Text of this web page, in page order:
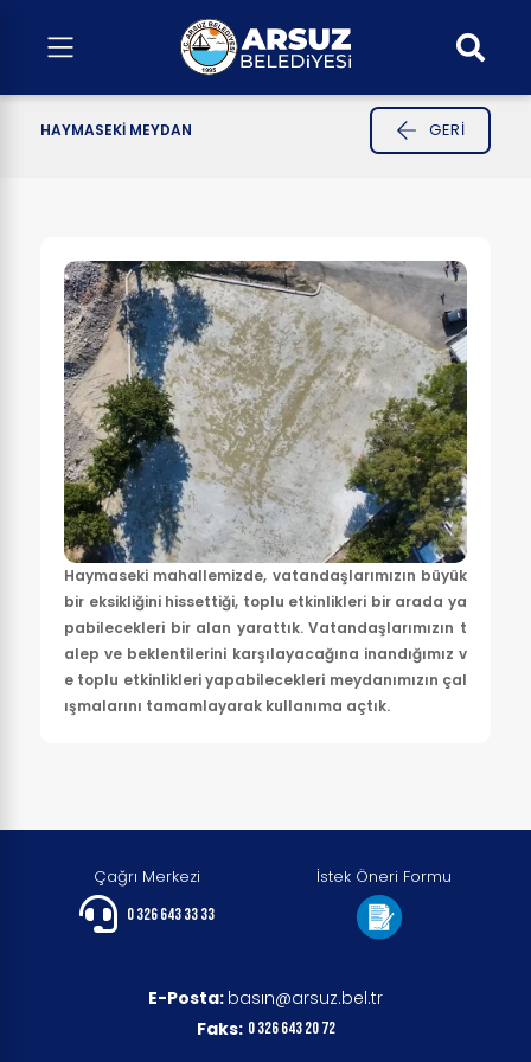
HAYMASEKİ MEYDAN GERI
Haymaseki mahallemizde, vatandaşlarımızın büyük
bir eksikliğini hissettiği, toplu etkinlikleri bir arada ya
pabilecekleri bir alan yarattık. Vatandaşlarımızın t
alep ve beklentilerini karşılayacağına inandığımız v
e toplu etkinlikleri yapabilecekleri meydanımızın çal
ışmalarını tamamlayarak kullanıma açtık.
Çağrı Merkezi
0 326 643 33 33
İstek Öneri Formu
E-Posta: basın@arsuz.bel.tr
Faks: 0 326 643 20 72